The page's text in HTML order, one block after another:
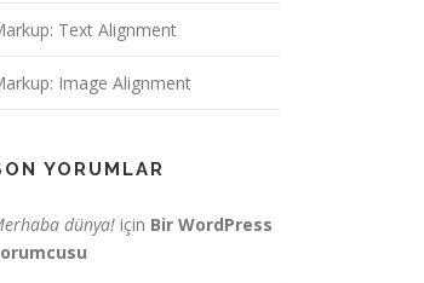
Text Alignment
Image Alignment
YORUMLAR
dünya! için Bir WordPress